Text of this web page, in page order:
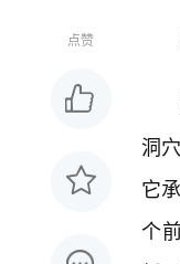
点赞
洞
它
个